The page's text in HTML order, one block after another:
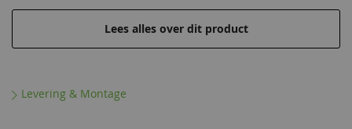
U kunt de voorwand spiegelen, en
Cilinderslot
U kunt er ook voor kiezen of u tegen betaling
funderingsbalken aan de Tuindeco-blokhut wilt toevoegen.
raden wij dit wel aan. Het aanschaffen van funderingsbalken
Lees alles over dit product
Levering & Montage